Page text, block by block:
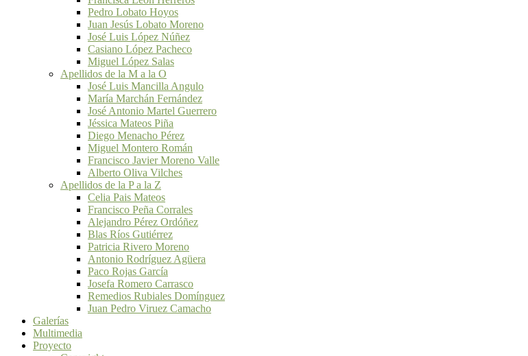
Pedro Lobato Hoyos
Juan Jesús Lobato Moreno
José Luis López Núñez
Casiano López Pacheco
Miguel López Salas
Apellidos de la M a la O
José Luis Mancilla Angulo
María Marchán Fernández
José Antonio Martel Guerrero
Jéssica Mateos Piña
Diego Menacho Pérez
Miguel Montero Román
Francisco Javier Moreno Valle
Alberto Oliva Vilches
Apellidos de la P a la Z
Celia Pais Mateos
Francisco Peña Corrales
Alejandro Pérez Ordóñez
Blas Ríos Gutiérrez
Patricia Rivero Moreno
Antonio Rodríguez Agüera
Paco Rojas García
Josefa Romero Carrasco
Remedios Rubiales Domínguez
Juan Pedro Viruez Camacho
Galerías
Multimedia
Proyecto